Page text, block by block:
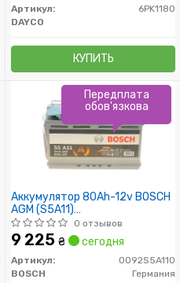
Артикул:
6PK1180
DAYCO
КУПИТЬ
Аккумулятор 80Ah-12v BOSCH
AGM (S5A11)
(315x175x190),R,EN800
0 отзывов
9 225 ₴ сегодня
Артикул:
0092S5A110
BOSCH
Германия
Передплата
обов'язкова